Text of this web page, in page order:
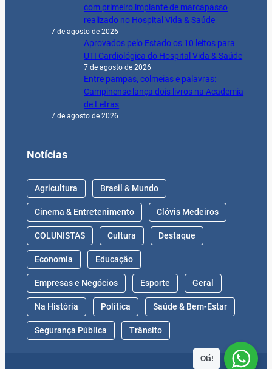
com primeiro implante de marcapasso
realizado no Hospital Vida & Saúde
7 de agosto de 2026
Aprovados pelo Estado os 10 leitos para
UTI Cardiológica do Hospital Vida & Saúde
7 de agosto de 2026
Entre pampas, colmeias e palavras:
Campinense lança dois livros na Academia
de Letras
7 de agosto de 2026
Notícias
Agricultura Brasil & Mundo
Cinema & Entretenimento Clóvis Medeiros
COLUNISTAS Cultura Destaque
Economia Educação
Empresas e Negócios Esporte Geral
Na História Política Saúde & Bem-Estar
Segurança Pública Trânsito
Olá!